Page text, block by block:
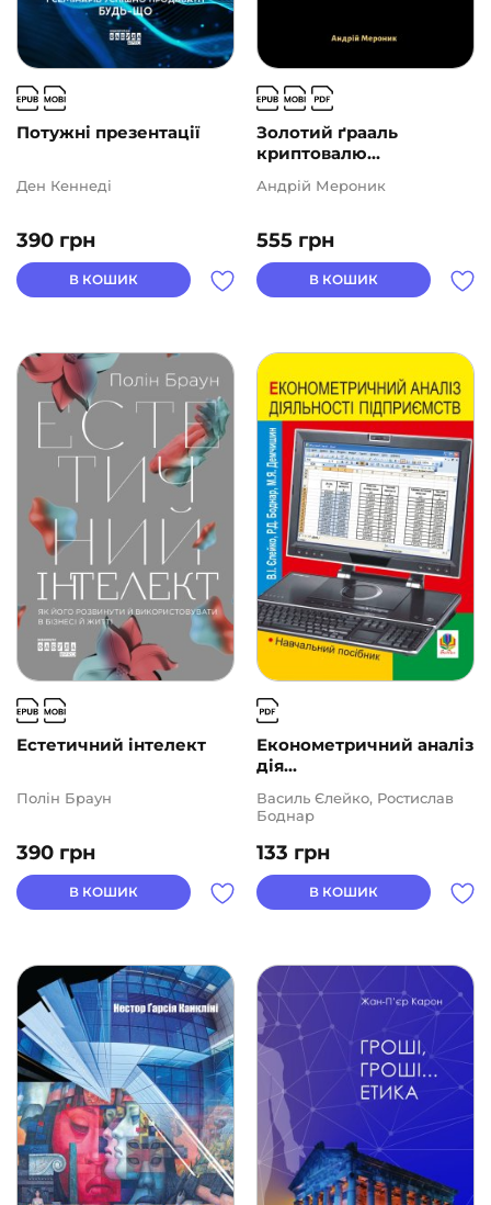
Потужні презентації
390 грн
Ден Кеннеді
В КОШИК
Золотий ґрааль
криптовалю...
555 грн
Андрій Мероник
В КОШИК
Естетичний інтелект
390 грн
Полін Браун
В КОШИК
Економетричний аналіз
дія...
133 грн
Василь Єлейко, Ростислав
Боднар
В КОШИК